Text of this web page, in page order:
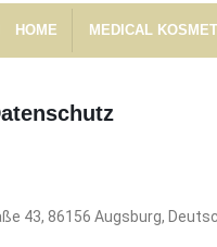
HOME MEDICAL
43, 86156 Augsburg,